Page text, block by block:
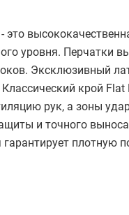
это
уровня. Перчатки
Эксклюзивный
крой
рук, а зоны
и точного
плотную